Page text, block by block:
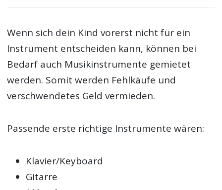
Wenn sich dein Kind vorerst nicht für ein
Instrument entscheiden kann, können bei
Bedarf auch Musikinstrumente gemietet
werden. Somit werden Fehlkäufe und
verschwendetes Geld vermieden.
Passende erste richtige Instrumente wären:
Klavier/Keyboard
Gitarre